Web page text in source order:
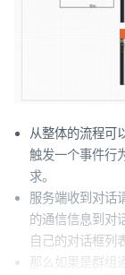
从整体的流程可
触发一个事件行
求。
服务端收到对话
的通信信息到对
自己的对话框列
那么如果是群组